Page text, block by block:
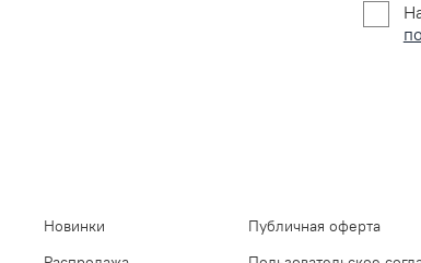
Новинки
Публичная оферта